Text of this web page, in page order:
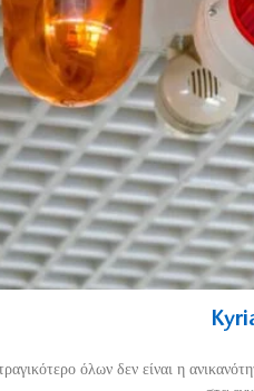
όλων δεν είναι η